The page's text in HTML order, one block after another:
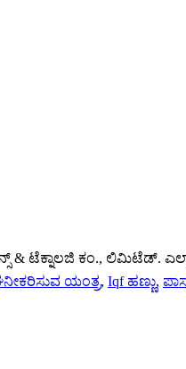
& ಟೆಕ್ನಾಲಜಿ ಕಂ., ಲಿಮಿಟೆಡ್.
ಯಂತ್ರ, Iqf ಹಣ್ಣು,